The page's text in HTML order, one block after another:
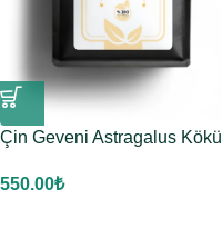
Çin Geveni Astragalus Kökü
550.00₺